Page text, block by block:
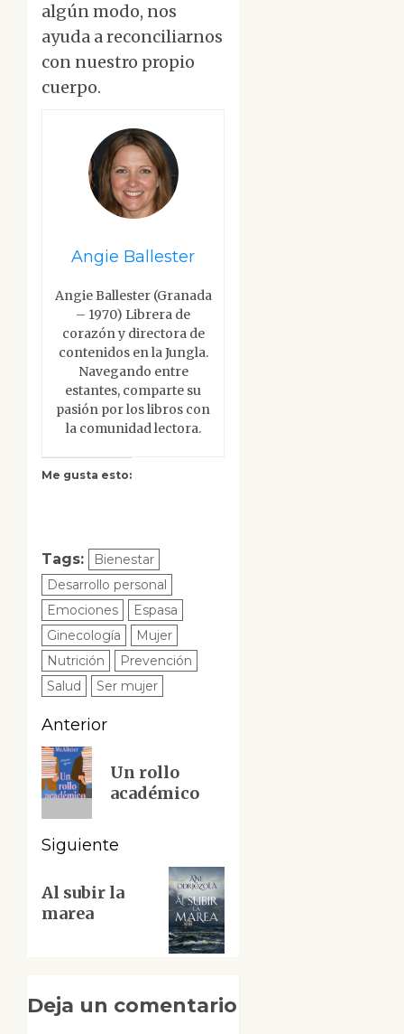
algún modo, nos
ayuda a reconciliarnos
con nuestro propio
cuerpo.
Angie Ballester
Angie Ballester (Granada
– 1970) Librera de
corazón y directora de
contenidos en la Jungla.
Navegando entre
estantes, comparte su
pasión por los libros con
la comunidad lectora.
Me gusta esto:
Tags:
Bienestar
Desarrollo personal
Emociones
Espasa
Ginecología
Mujer
Nutrición
Prevención
Salud
Ser mujer
Navegación
de
entradas
Anterior
Entrada
anterior:
Un rollo
académico
Siguiente
entrada:
Al subir la
marea
Deja un comentario